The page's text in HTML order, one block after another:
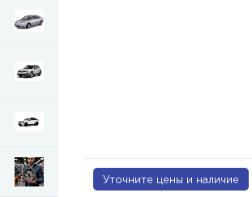
Уточните цены и наличие